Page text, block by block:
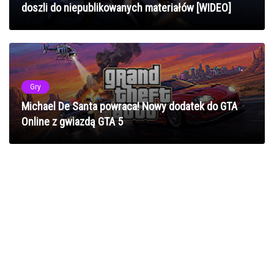
doszli do niepublikowanych materiałów [WIDEO]
Gry
Michael De Santa powraca! Nowy dodatek do GTA
Online z gwiazdą GTA 5